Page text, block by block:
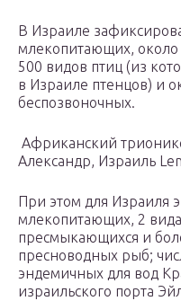
В Израиле
млекопитающих, около
500 видов птиц (из
в Израиле птенцов) и
беспозвоночных.
Африканский
Александр, Израиль
При этом для Израиля
млекопитающих, 2
пресмыкающихся и
пресноводных рыб;
эндемичных для вод
израильского порта